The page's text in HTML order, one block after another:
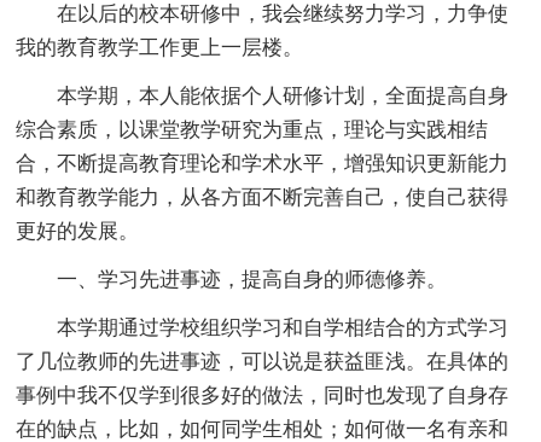
在以后的校本研修中，我会继续努力学习，力争使
我的教育教学工作更上一层楼。
本学期，本人能依据个人研修计划，全面提高自身
综合素质，以课堂教学研究为重点，理论与实践相结
合，不断提高教育理论和学术水平，增强知识更新能力
和教育教学能力，从各方面不断完善自己，使自己获得
更好的发展。
一、学习先进事迹，提高自身的师德修养。
本学期通过学校组织学习和自学相结合的方式学习
了几位教师的先进事迹，可以说是获益匪浅。在具体的
事例中我不仅学到很多好的做法，同时也发现了自身存
在的缺点，比如，如何同学生相处；如何做一名有亲和